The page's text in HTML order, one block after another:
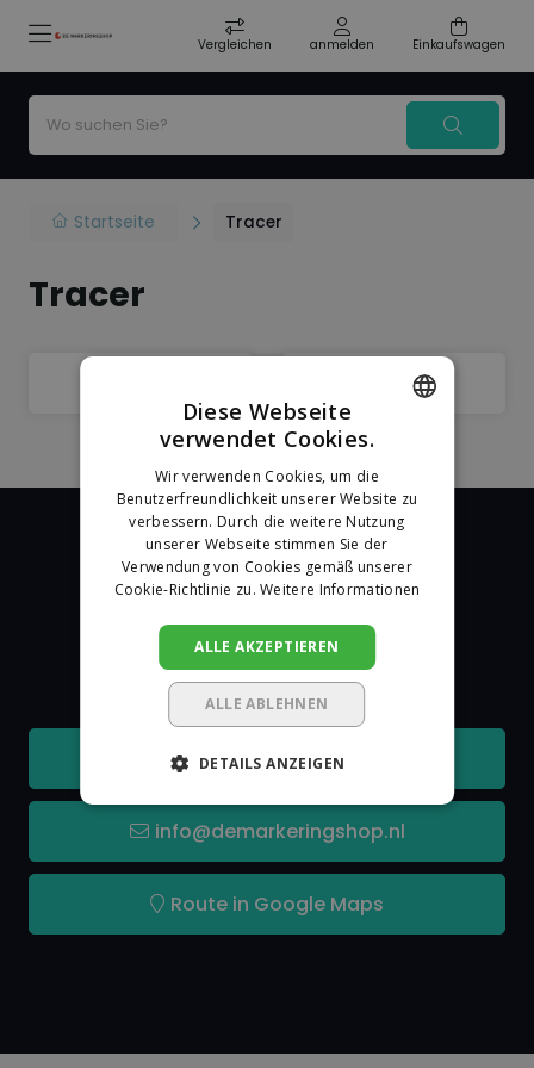
Vergleichen anmelden Einkaufswagen
Startseite Tracer
Tracer
Sorteer
De Markeringshop
Kontakt
+31 162315350
info@demarkeringshop.nl
Route in Google Maps
DUTCH
GERMAN
Diese Webseite
verwendet Cookies.
Wir verwenden Cookies, um die
Benutzerfreundlichkeit unserer Website zu
verbessern. Durch die weitere Nutzung
unserer Webseite stimmen Sie der
Verwendung von Cookies gemäß unserer
Cookie-Richtlinie zu. Weitere Informationen
ALLE AKZEPTIEREN
ALLE ABLEHNEN
DETAILS ANZEIGEN